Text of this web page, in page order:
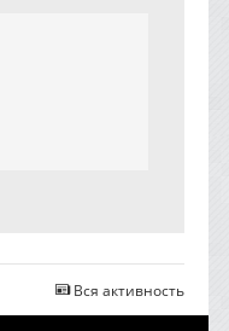
Вся активность